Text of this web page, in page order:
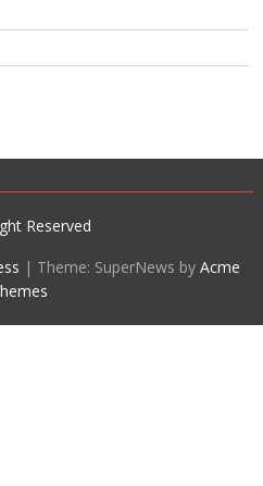
Reserved
| Theme: SuperNews byAcme